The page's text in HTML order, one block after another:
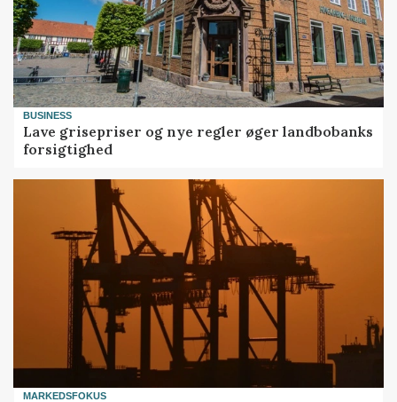
BUSINESS
Lave grisepriser og nye regler øger landbobanks
forsigtighed
MARKEDSFOKUS